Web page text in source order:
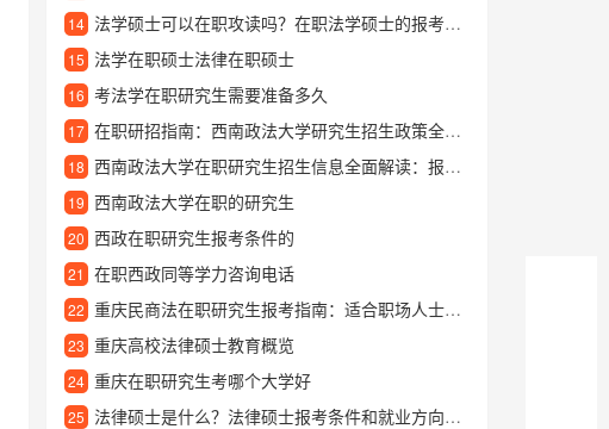
14 法学硕士可以在职攻读吗？在职法学硕士的报考条件和学习方式详解
15 法学在职硕士法律在职硕士
16 考法学在职研究生需要准备多久
17 在职研招指南：西南政法大学研究生招生政策全面解读
18 西南政法大学在职研究生招生信息全面解读：报考条件、专业选择与学习优势
19 西南政法大学在职的研究生
20 西政在职研究生报考条件的
21 在职西政同等学力咨询电话
22 重庆民商法在职研究生报考指南：适合职场人士的进修选择
23 重庆高校法律硕士教育概览
24 重庆在职研究生考哪个大学好
25 法律硕士是什么？法律硕士报考条件和就业方向解析